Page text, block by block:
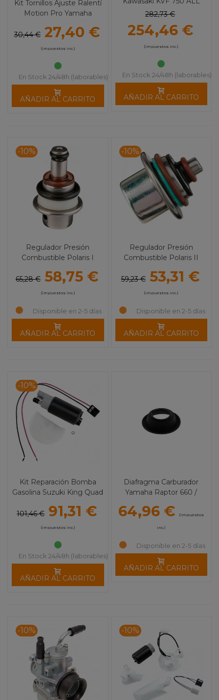
Kit Tornillos Ajuste Ralentí
Motion Pro Yamaha
30,44 € 27,40 €
(impuestos inc.)
En Stock 24/48h (laborables)
AÑADIR AL CARRITO
BALLS
282,73 €
254,46 €
(impuestos inc.)
En Stock 24/48h (laborables)
AÑADIR AL CARRITO
-10%
Regulador Presión
Combustible Polaris I
65,28 € 58,75 €
(impuestos inc.)
Disponible en 2-5 días
AÑADIR AL CARRITO
-10%
Regulador Presión
Combustible Polaris II
59,23 € 53,31 €
(impuestos inc.)
Disponible en 2-5 días
AÑADIR AL CARRITO
-10%
Kit Reparación Bomba
Gasolina Suzuki King Quad
101,46 € 91,31 €
(impuestos inc.)
En Stock 24/48h (laborables)
AÑADIR AL CARRITO
Diafragma Carburador
Yamaha Raptor 660 /
64,96 € (impuestos
inc.)
Disponible en 2-5 días
AÑADIR AL CARRITO
-10% -10%